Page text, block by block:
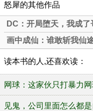
怒犀的其他作品
DC：开局堕天，我成了
画中成仙：谁敢斩我仙
读本书的人,还喜欢读：
网球：这家伙只打暴力
见鬼，公司里面怎么都